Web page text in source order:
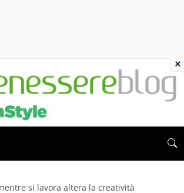
si lavora altera la creatività
×